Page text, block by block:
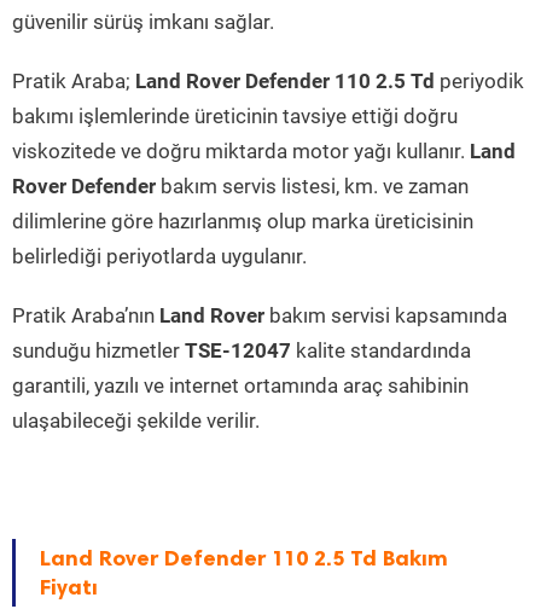
güvenilir sürüş imkanı sağlar.
Pratik Araba; Land Rover Defender 110 2.5 Td periyodik
bakımı işlemlerinde üreticinin tavsiye ettiği doğru
viskozitede ve doğru miktarda motor yağı kullanır. Land
Rover Defender bakım servis listesi, km. ve zaman
dilimlerine göre hazırlanmış olup marka üreticisinin
belirlediği periyotlarda uygulanır.
Pratik Araba’nın Land Rover bakım servisi kapsamında
sunduğu hizmetler TSE-12047 kalite standardında
garantili, yazılı ve internet ortamında araç sahibinin
ulaşabileceği şekilde verilir.
Land Rover Defender 110 2.5 Td Bakım
Fiyatı